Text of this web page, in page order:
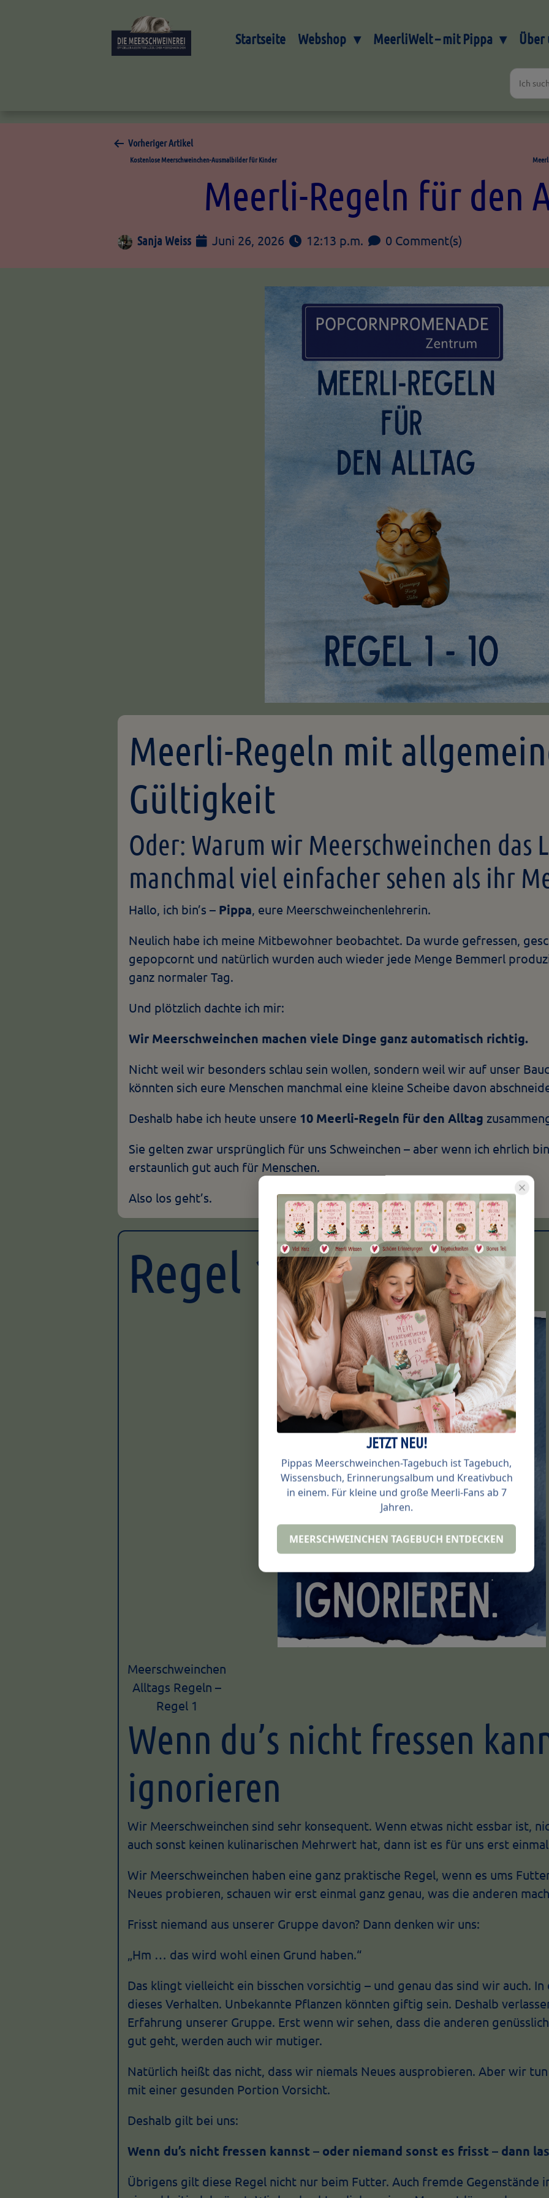
Startseite Webshop MeerliWelt – mit Pippa Über
Vorheriger Artikel
Kostenlose Meerschweinchen-Ausmalbilder für Kinder
Meerli-Regeln für den
Sanja Weiss Juni 26, 2026 12:13 p.m. 0 Comment(s)
Meerli-Regeln mit
Gültigkeit
Oder: Warum wir Meerschweinchen das
manchmal viel einfacher sehen als ihr
Hallo, ich bin’s – Pippa, eure Meerschweinchenlehrerin.
Neulich habe ich meine Mitbewohner beobachtet. Da wurde gefressen,
gepopcornt und natürlich wurden auch wieder jede Menge Bemmerl
ganz normaler Tag.
Und plötzlich dachte ich mir:
Wir Meerschweinchen machen viele Dinge ganz automatisch richtig.
Nicht weil wir besonders schlau sein wollen, sondern weil wir auf unser
könnten sich eure Menschen manchmal eine kleine Scheibe davon
Deshalb habe ich heute unsere 10 Meerli-Regeln für den Alltag
Sie gelten zwar ursprünglich für uns Schweinchen – aber wenn ich ehrlich
erstaunlich gut auch für Menschen.
Also los geht’s.
Regel 1
Meerschweinchen
Alltags Regeln –
Regel 1
Wenn du’s nicht fressen
ignorieren
Wir Meerschweinchen sind sehr konsequent. Wenn etwas nicht essbar ist,
auch sonst keinen kulinarischen Mehrwert hat, dann ist es für uns erst
Wir Meerschweinchen haben eine ganz praktische Regel, wenn es ums
Neues probieren, schauen wir erst einmal ganz genau, was die anderen
Frisst niemand aus unserer Gruppe davon? Dann denken wir uns:
„Hm … das wird wohl einen Grund haben.“
Das klingt vielleicht ein bisschen vorsichtig – und genau das sind wir auch.
dieses Verhalten. Unbekannte Pflanzen könnten giftig sein. Deshalb
Erfahrung unserer Gruppe. Erst wenn wir sehen, dass die anderen
gut geht, werden auch wir mutiger.
Natürlich heißt das nicht, dass wir niemals Neues ausprobieren. Aber wir
mit einer gesunden Portion Vorsicht.
Deshalb gilt bei uns:
Wenn du’s nicht fressen kannst – oder niemand sonst es frisst – dann
Übrigens gilt diese Regel nicht nur beim Futter. Auch fremde Gegenstände
JETZT NEU!
Pippas Meerschweinchen-Tagebuch ist Tagebuch,
Wissensbuch, Erinnerungsalbum und Kreativbuch
in einem. Für kleine und große Meerli-Fans ab 7
Jahren.
MEERSCHWEINCHEN TAGEBUCH ENTDECKEN